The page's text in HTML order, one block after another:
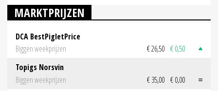
MARKTPRIJZEN
DCA BestPigletPrice
Biggen weekprijzen
€ 26,50 € 0,50
Topigs Norsvin
Biggen weekprijzen
€ 35,00 € 0,00